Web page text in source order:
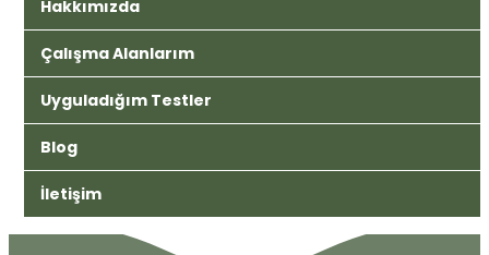
Hakkımızda
Çalışma Alanlarım
Uyguladığım Testler
Blog
İletişim